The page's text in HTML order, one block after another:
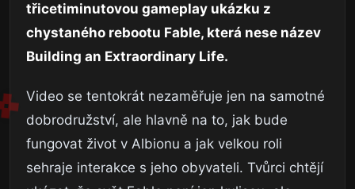
třicetiminutovou gameplay ukázku z
chystaného rebootu Fable, která nese název
Building an Extraordinary Life.
Video se tentokrát nezaměřuje jen na samotné
dobrodružství, ale hlavně na to, jak bude
fungovat život v Albionu a jak velkou roli
sehraje interakce s jeho obyvateli. Tvůrci chtějí